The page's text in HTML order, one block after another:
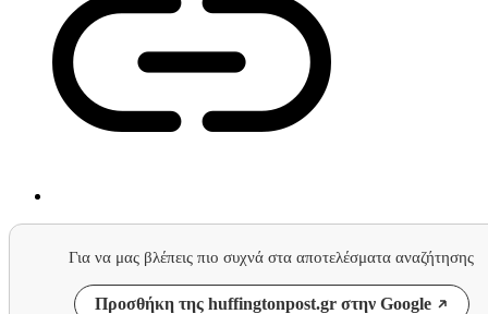
Για να μας βλέπεις πιο συχνά στα αποτελέσματα αναζήτησης
Προσθήκη της huffingtonpost.gr στην Google